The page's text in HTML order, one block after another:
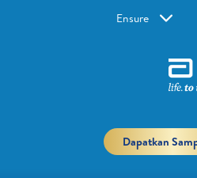
Ensure
Dapatkan